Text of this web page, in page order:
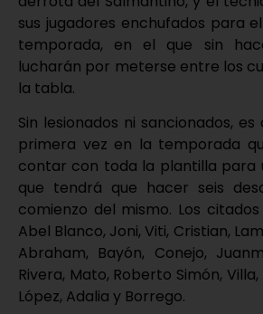
sus jugadores enchufados para
temporada, en el que sin
lucharán por meterse entre los
la tabla.
Sin lesionados ni sancionados,
primera vez en la temporada
contar con toda la plantilla para
que tendrá que hacer seis
comienzo del mismo. Los citados
Abel Blanco, Joni, Viti, Cristian,
Abraham, Bayón, Conejo,
Rivera, Mato, Roberto Simón, Villa,
López, Adalia y Borrego.